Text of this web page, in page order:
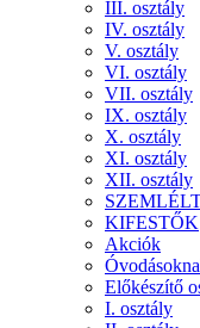
III. osztály
IV. osztály
V. osztály
VI. osztály
VII. osztály
IX. osztály
X. osztály
XI. osztály
XII. osztály
KIFESTŐK
Akciók
Előkészítő
I. osztály